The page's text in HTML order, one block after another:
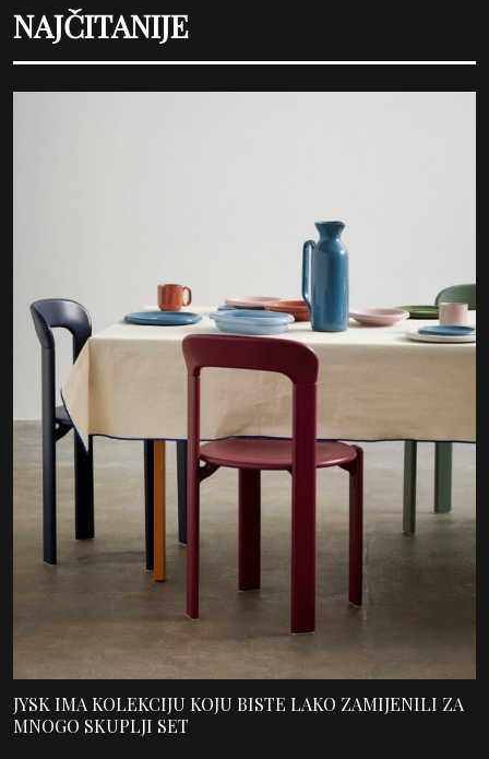
NAJČITANIJE
JYSK IMA KOLEKCIJU KOJU BISTE LAKO ZAMIJENILI ZA
MNOGO SKUPLJI SET